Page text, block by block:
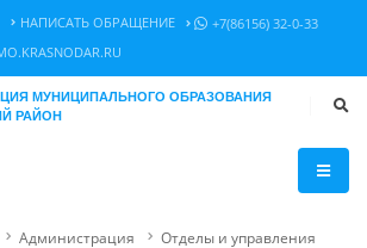
НАПИСАТЬ ОБРАЩЕНИЕ
+7(86156) 32-0-33
МУНИЦИПАЛЬНОГО ОБРАЗОВАНИЯ
РАЙОН
Администрация Отделы и управления